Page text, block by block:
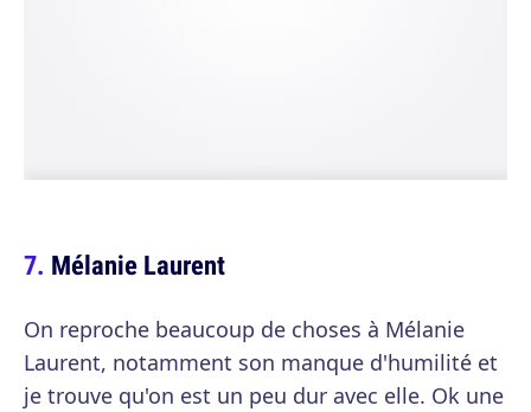
Mélanie Laurent
On reproche beaucoup de choses à Mélanie
Laurent, notamment son manque d'humilité et
je trouve qu'on est un peu dur avec elle. Ok une